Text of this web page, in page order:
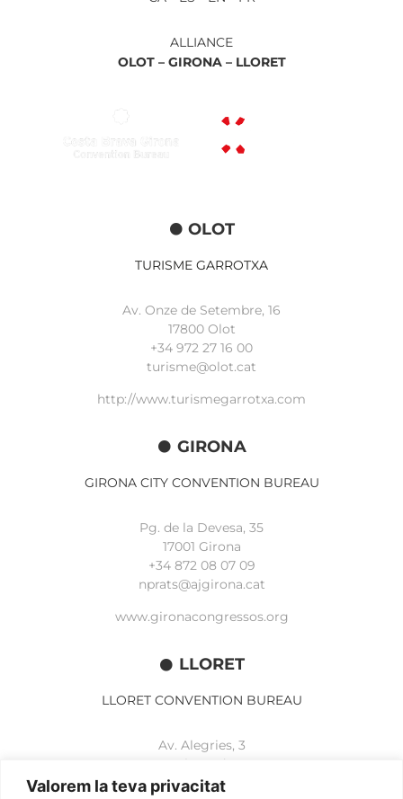
Valorem la teva privacitat
ALLIANCE
OLOT – GIRONA – LLORET
OLOT
TURISME GARROTXA
Av. Onze de Setembre, 16
17800 Olot
+34 972 27 16 00
turisme@olot.cat
http://www.turismegarrotxa.com
GIRONA
GIRONA CITY CONVENTION BUREAU
Pg. de la Devesa, 35
17001 Girona
+34 872 08 07 09
nprats@ajgirona.cat
www.gironacongressos.org
LLORET
LLORET CONVENTION BUREAU
Av. Alegries, 3
17310 Lloret de Mar
+34 972 365 788